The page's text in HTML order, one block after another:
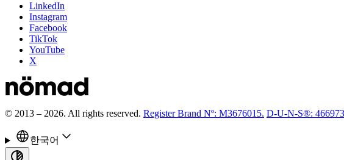
LinkedIn
Instagram
Facebook
TikTok
YouTube
X
© 2013 – 2026. All rights reserved. Register Brand Nº: M3676015. D-U-N-S®:
한국어